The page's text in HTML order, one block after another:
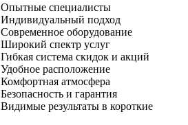
Опытные специалисты
Индивидуальный подход
Современное оборудование
Широкий спектр услуг
Гибкая система скидок и акций
Удобное расположение
Комфортная атмосфера
Безопасность и гарантия
Видимые результаты в короткие